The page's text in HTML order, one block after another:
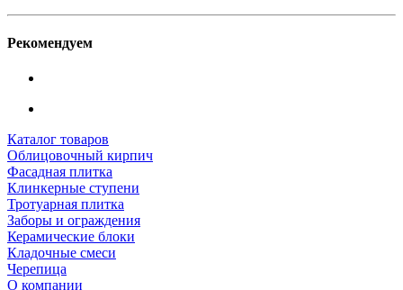
Рекомендуем
Каталог товаров
Облицовочный кирпич
Фасадная плитка
Клинкерные ступени
Тротуарная плитка
Заборы и ограждения
Керамические блоки
Кладочные смеси
Черепица
О компании